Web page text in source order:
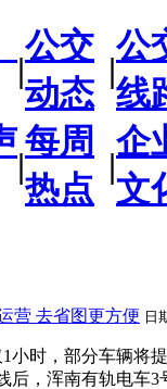
|
公交
动态
|
公
线
|
每周
热点
|
企
文
营 去省图更方便 日
小时，部分车辆将
后，浑南有轨电车